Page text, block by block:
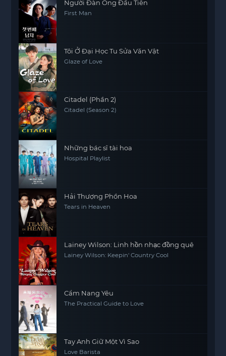
Người Đàn Ông Đầu Tiên
First Man
Tôi Ở Đại Học Tu Sửa Văn Vật
Glaze of Love
Citadel (Phần 2)
Citadel (Season 2)
Những bác sĩ tài hoa
Hospital Playlist
Hải Thượng Phồn Hoa
Tears in Heaven
Lainey Wilson: Linh hồn nhạc đồng quê
Lainey Wilson: Keepin' Country Cool
Cẩm Nang Yêu
The Practical Guide to Love
Tay Anh Giữ Một Vì Sao
Love Barista